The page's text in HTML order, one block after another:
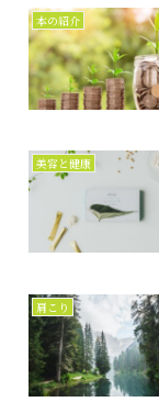
本の紹介
美容と健康
肩こり